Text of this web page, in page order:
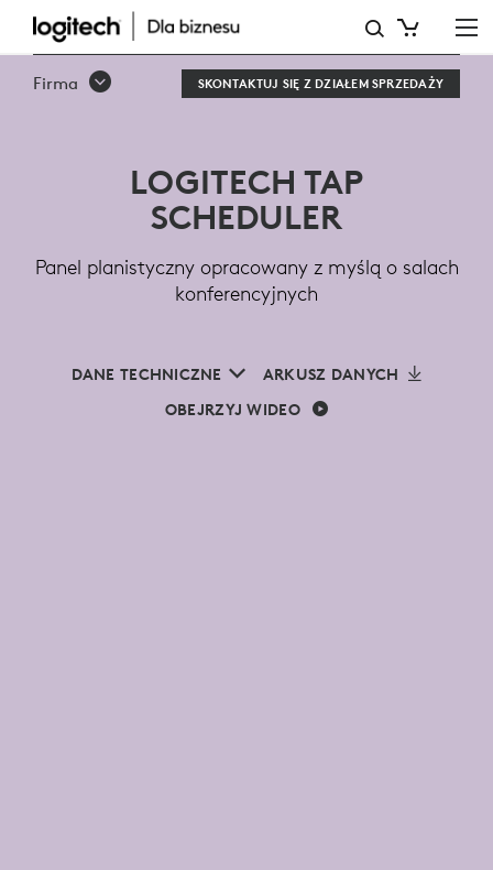
LOGITECH
TAP
KONFERENCYJNYCH
Firma SKONTAKTUJ SIĘ Z DZIAŁEM SPRZEDAŻY
LOGITECH TAP
SCHEDULER
Panel planistyczny opracowany z myślą o salach
konferencyjnych
DANE TECHNICZNE
ARKUSZ DANYCH
OBEJRZYJ WIDEO